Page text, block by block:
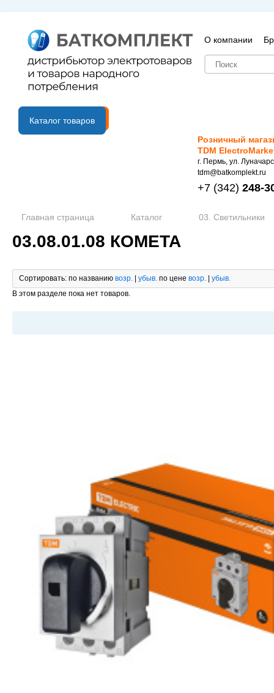
О компании
B2B портал
Каталог товаров
Розничный
TDM
г. Пермь, ул.
tdm@batkomplekt.ru
+7 (342) 248-
Главная страница Каталог 03. Светильники
03.08.01.08 КОМЕТА
Сортировать: по названию возр. | убыв. по цене возр. | убыв.
В этом разделе пока нет товаров.